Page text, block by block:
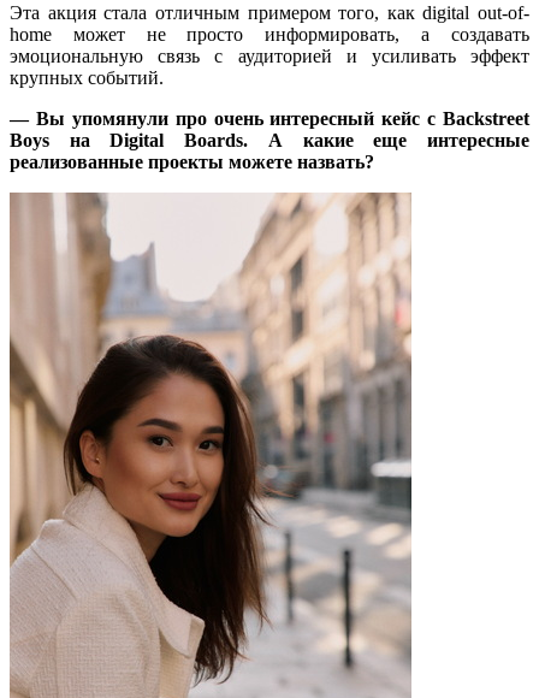
Эта акция стала отличным примером того, как digital out-of-
home может не просто информировать, а создавать
эмоциональную связь с аудиторией и усиливать эффект
крупных событий.
— Вы упомянули про очень интересный кейс с Backstreet
Boys на Digital Boards. А какие еще интересные
реализованные проекты можете назвать?